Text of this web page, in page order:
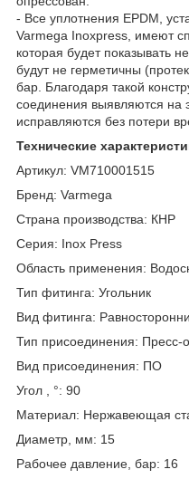
- Все уплотнения EPDM,
Varmega Inoxpress, имеют
которая будет показывать
будут не герметичны
бар. Благодаря такой
соединения выявляются на
исправляются без потери
Технические
Артикул: VM710001515
Бренд: Varmega
Страна производства: КНР
Серия: Inox Press
Область применения:
Тип фитинга: Угольник
Вид фитинга:
Тип присоединения: Пресс-
Вид присоединения: ПО
Угол , °: 90
Материал: Нержавеющая
Диаметр, мм: 15
Рабочее давление, бар: 16